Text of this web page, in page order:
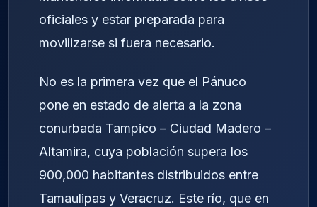
oficiales y estar preparada para
movilizarse si fuera necesario.
No es la primera vez que el Pánuco
pone en estado de alerta a la zona
conurbada Tampico – Ciudad Madero –
Altamira, cuya población supera los
900,000 habitantes distribuidos entre
Tamaulipas y Veracruz. Este río, que en